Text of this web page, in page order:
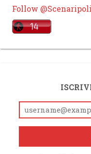
Follow